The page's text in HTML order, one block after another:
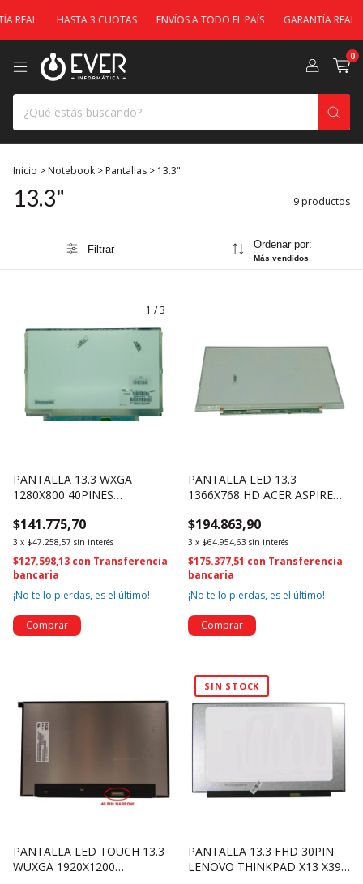
REAL HASTA 3 CUOTAS ENVÍOS A TODO EL PAÍS GARANTÍA REAL
0
Inicio > Notebook > Pantallas > 13.3"
13.3" 9 productos
Filtrar Ordenar por:
Más vendidos
1 /3
PANTALLA 13.3 WXGA
1280X800 40PINES
$141.775,70
3 x $47.258,57 sin interés
$127.598,13 con Transferencia
bancaria
¡No te lo pierdas, es el último!
PANTALLA LED 13.3
1366X768 HD ACER ASPIRE
$194.863,90
3 x $64.954,63 sin interés
$175.377,51 con Transferencia
bancaria
¡No te lo pierdas, es el último!
PANTALLA LED TOUCH 13.3
WUXGA 1920X1200
SIN STOCK
PANTALLA 13.3 FHD 30PIN
LENOVO THINKPAD X13 X390